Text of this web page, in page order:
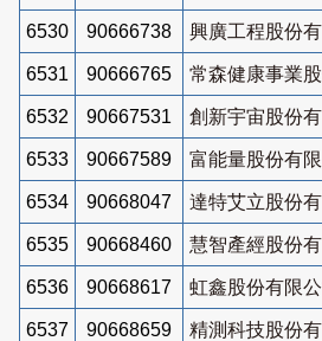
6530 90666738 興廣工程股份
6531 90666765 常森健康事業
6532 90667531 創新宇宙股份
6533 90667589 富能量股份有
6534 90668047 達特艾立股份
6535 90668460 慧智產經股份
6536 90668617 虹鑫股份有限公
6537 90668659 精測科技股份